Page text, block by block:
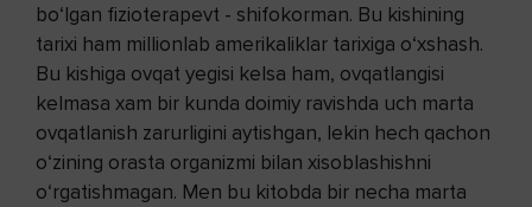
bo‘lgan fizioterapevt - shifokorman. Bu kishining
tarixi ham millionlab amerikaliklar tarixiga o‘xshash.
Bu kishiga ovqat yegisi kelsa ham, ovqatlangisi
kelmasa xam bir kunda doimiy ravishda uch marta
ovqatlanish zarurligini aytishgan, lekin hech qachon
o‘zining orasta organizmi bilan xisoblashishni
o‘rgatishmagan. Men bu kitobda bir necha marta